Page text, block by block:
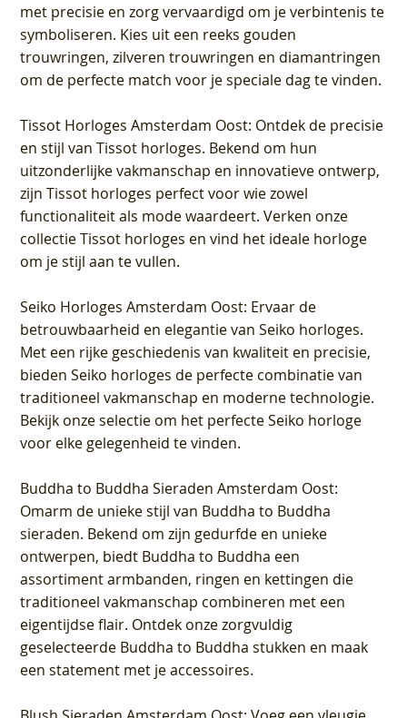
met precisie en zorg vervaardigd om je verbintenis te
symboliseren. Kies uit een reeks gouden
trouwringen, zilveren trouwringen en diamantringen
om de perfecte match voor je speciale dag te vinden.
Tissot Horloges Amsterdam Oost: Ontdek de precisie
en stijl van Tissot horloges. Bekend om hun
uitzonderlijke vakmanschap en innovatieve ontwerp,
zijn Tissot horloges perfect voor wie zowel
functionaliteit als mode waardeert. Verken onze
collectie Tissot horloges en vind het ideale horloge
om je stijl aan te vullen.
Seiko Horloges Amsterdam Oost: Ervaar de
betrouwbaarheid en elegantie van Seiko horloges.
Met een rijke geschiedenis van kwaliteit en precisie,
bieden Seiko horloges de perfecte combinatie van
traditioneel vakmanschap en moderne technologie.
Bekijk onze selectie om het perfecte Seiko horloge
voor elke gelegenheid te vinden.
Buddha to Buddha Sieraden Amsterdam Oost:
Omarm de unieke stijl van Buddha to Buddha
sieraden. Bekend om zijn gedurfde en unieke
ontwerpen, biedt Buddha to Buddha een
assortiment armbanden, ringen en kettingen die
traditioneel vakmanschap combineren met een
eigentijdse flair. Ontdek onze zorgvuldig
geselecteerde Buddha to Buddha stukken en maak
een statement met je accessoires.